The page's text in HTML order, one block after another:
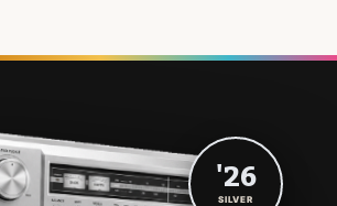
'26
SILVER